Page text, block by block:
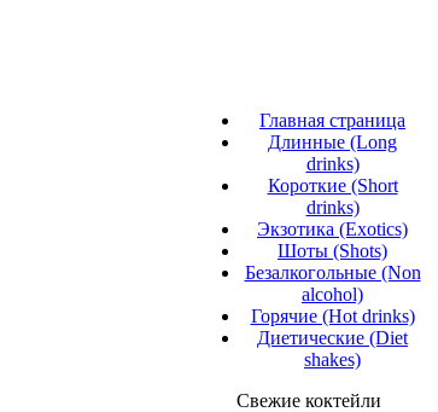
Главная страница
Длинные (Long
drinks)
Короткие (Short
drinks)
Экзотика (Exotics)
Шоты (Shots)
Безалкогольные (Non
alcohol)
Горячие (Hot drinks)
Диетические (Diet
shakes)
Свежие коктейли